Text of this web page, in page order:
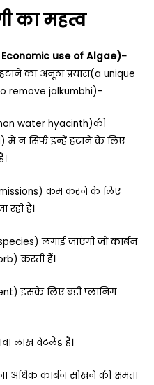
का महत्व
use of Algae)-
का अनूठा प्रयास(a unique
remove jalkumbhi)-
water hyacinth)की
में न सिर्फ इन्हें हटाने के लिए
कम करने के लिए
रही है।
लगाई जाएंगी जो कार्बन
करती हैं।
इसके लिए बड़ी प्लानिंग
लाख वेटलैंड है।
अधिक कार्बन सोखने की क्षमता